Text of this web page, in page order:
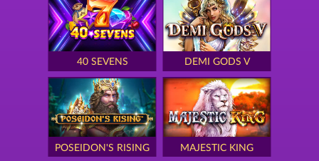
40 SEVENS DEMI GODS V
POSEIDON'S RISING MAJESTIC KING